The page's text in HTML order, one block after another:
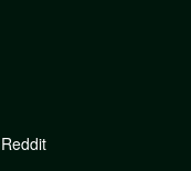
Reddit